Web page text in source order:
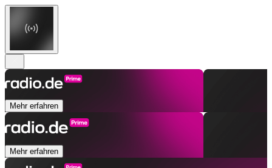
Mehr erfahren
Mehr erfahren